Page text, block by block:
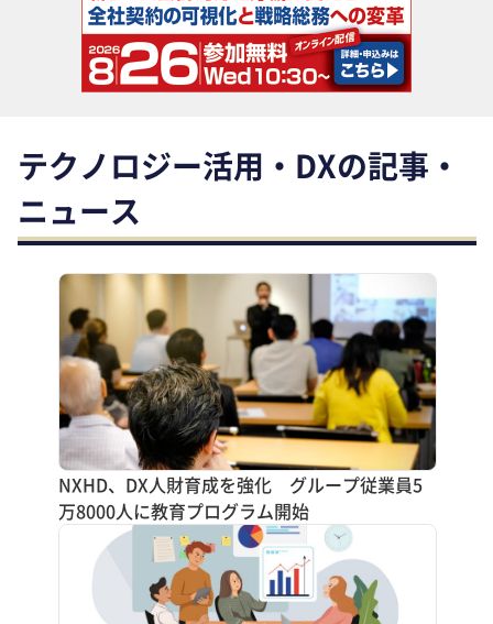
テクノロジー活用・DXの記事・
ニュース
NXHD、DX人財育成を強化 グループ従業員5
万8000人に教育プログラム開始